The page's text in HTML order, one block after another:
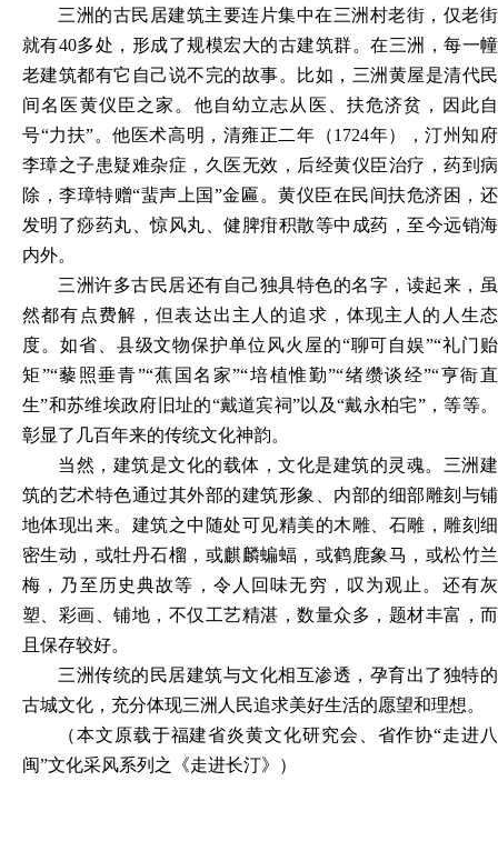
三洲的古民居建筑主要连片集中在三洲村老街，仅老街
就有40多处，形成了规模宏大的古建筑群。在三洲，每一幢
老建筑都有它自己说不完的故事。比如，三洲黄屋是清代民
间名医黄仪臣之家。他自幼立志从医、扶危济贫，因此自
号“力扶”。他医术高明，清雍正二年（1724年），汀州知府
李璋之子患疑难杂症，久医无效，后经黄仪臣治疗，药到病
除，李璋特赠“蜚声上国”金匾。黄仪臣在民间扶危济困，还
发明了痧药丸、惊风丸、健脾疳积散等中成药，至今远销海
内外。
三洲许多古民居还有自己独具特色的名字，读起来，虽
然都有点费解，但表达出主人的追求，体现主人的人生态
度。如省、县级文物保护单位风火屋的“聊可自娱”“礼门贻
矩”“藜照垂青”“蕉国名家”“培植惟勤”“绪缵谈经”“亨衙直
生”和苏维埃政府旧址的“戴道宾祠”以及“戴永柏宅”，等等。
彰显了几百年来的传统文化神韵。
当然，建筑是文化的载体，文化是建筑的灵魂。三洲建
筑的艺术特色通过其外部的建筑形象、内部的细部雕刻与铺
地体现出来。建筑之中随处可见精美的木雕、石雕，雕刻细
密生动，或牡丹石榴，或麒麟蝙蝠，或鹤鹿象马，或松竹兰
梅，乃至历史典故等，令人回味无穷，叹为观止。还有灰
塑、彩画、铺地，不仅工艺精湛，数量众多，题材丰富，而
且保存较好。
三洲传统的民居建筑与文化相互渗透，孕育出了独特的
古城文化，充分体现三洲人民追求美好生活的愿望和理想。
（本文原载于福建省炎黄文化研究会、省作协“走进八
闽”文化采风系列之
《走进长汀》 ）